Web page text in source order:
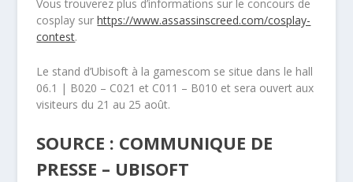
Vous trouverez plus d’informations sur le concours de
cosplay surhttps://www.assassinscreed.com/cosplay-
contest.
Le stand d’Ubisoft à la gamescom se situe dans le hall
06.1 | B020 – C021 et C011 – B010 et sera ouvert aux
visiteurs du 21 au 25 août.
SOURCE : COMMUNIQUE DE
PRESSE – UBISOFT